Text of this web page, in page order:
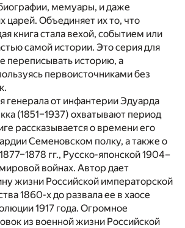
мемуары, и даже
царей. Объединяет их то, что
книга стала вехой, событием или
самой истории. Это серия для
переписывать историю, а
первоисточниками без
генерала от инфантерии Эдуарда
(1851–1937) охватывают период
рассказывается о времени его
Семеновском полку, а также о
гг., Русско-японской 1904–
войнах. Автор дает
жизни Российской императорской
1860-х до развала ее в хаосе
1917 года. Огромное
из военной жизни Российской